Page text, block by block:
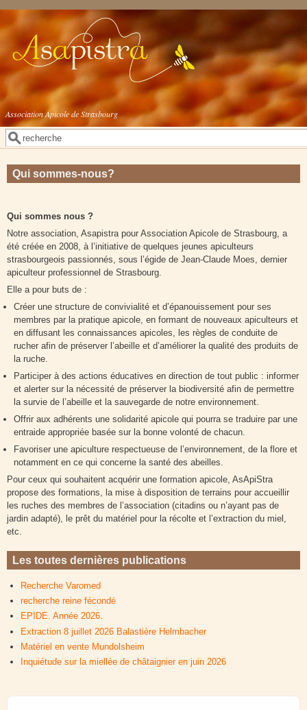
Aller au contenu principal
Association Apicole de Strasbourg
Formulaire de recherche
Rechercher
Qui sommes-nous?
Qui sommes nous ?
Notre association, Asapistra pour Association Apicole de Strasbourg, a
été créée en 2008, à l’initiative de quelques jeunes apiculteurs
strasbourgeois passionnés, sous l’égide de Jean-Claude Moes, dernier
apiculteur professionnel de Strasbourg.
Elle a pour buts de :
Créer une structure de convivialité et d’épanouissement pour ses
membres par la pratique apicole, en formant de nouveaux apiculteurs et
en diffusant les connaissances apicoles, les règles de conduite de
rucher afin de préserver l’abeille et d’améliorer la qualité des produits de
la ruche.
Participer à des actions éducatives en direction de tout public : informer
et alerter sur la nécessité de préserver la biodiversité afin de permettre
la survie de l’abeille et la sauvegarde de notre environnement.
Offrir aux adhérents une solidarité apicole qui pourra se traduire par une
entraide appropriée basée sur la bonne volonté de chacun.
Favoriser une apiculture respectueuse de l’environnement, de la flore et
notamment en ce qui concerne la santé des abeilles.
Pour ceux qui souhaitent acquérir une formation apicole, AsApiStra
propose des formations, la mise à disposition de terrains pour accueillir
les ruches des membres de l’association (citadins ou n’ayant pas de
jardin adapté), le prêt du matériel pour la récolte et l’extraction du miel,
etc.
Les toutes dernières publications
Recherche Varomed
recherche reine fécondé
EPIDE. Année 2026.
Extraction 8 juillet 2026 Balastière Helmbacher
Matériel en vente Mundolsheim
Inquiétude sur la miellée de châtaignier en juin 2026